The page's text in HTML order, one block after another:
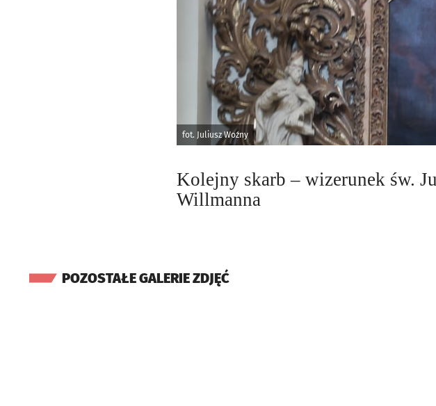
fot. Juliusz Woźny
Kolejny skarb – wizerunek św.
Willmanna
POZOSTAŁE GALERIE ZDJĘĆ